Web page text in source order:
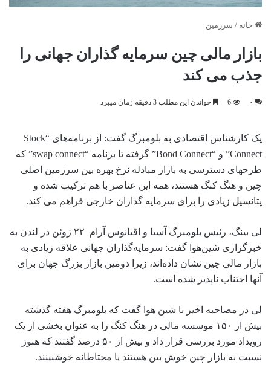
خانه / سرزمین
بازار مالی چین سرمایه گذاران جهانی را
جذب می کند
۰ 6 خواندن این مطلب 3 دقیقه زمان میبرد
یک کارشناس اقتصادی به بلومبرگ گفت: از برنامه‌های “Stock
Connect” و “Bond Connect” گرفته تا برنامه “swap connect” که
طرحهای دسترسی به بازار مبادله نرخ بهره بین سرزمین اصلی
چین و هنگ کنگ هستند، همه این عناصر با هم ترکیب شده و
پتانسیل زیادی را برای سرمایه گذاران خارجی فراهم می کند.
لی بینگ، رئیس بلومبرگ آسیا و اقیانوس آرام ۲۲ ژوئن در لندن به
خبرگزاری شین‌هوا گفت: سرمایه‌گذاران جهانی علاقه زیادی به
بازار مالی چین نشان داده‌اند، زیرا دومین بازار بزرگ جهان برای
آنها اجتناب ناپذیر شده است.
لی در مصاحبه اخیر با شین هوا گفت که بلومبرگ هفته گذشته
بیش از ۱۵۰ موسسه مالی در هنگ کنگ را به عنوان بخشی از یک
رویداد مورد بررسی قرار داد و بیش از ۵۰ درصد گفتند که هنوز
نسبت به بازار چین خوش بین هستند یا محتاطانه خوشبینند.